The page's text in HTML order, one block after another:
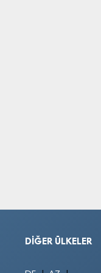
DIĞER ÜLKELER